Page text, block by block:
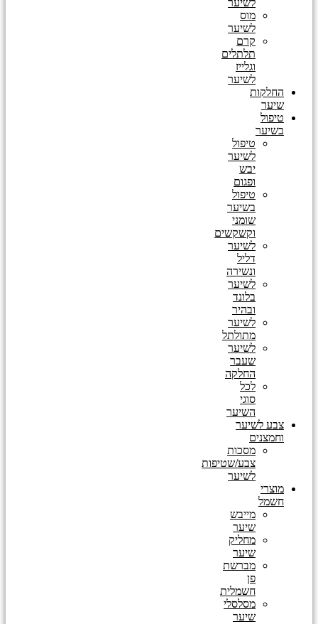
לשיער
מוס
לשיער
קרם
תלתלים
וגלייז
לשיער
החלקות
שיער
טיפול
בשיער
טיפול
לשיער
יבש
ופגום
טיפול
בשיער
שומני
וקשקשים
לשיער
דליל
ונשירה
לשיער
בלונד
ובהיר
לשיער
מתולתל
לשיער
שעבר
החלקה
לכל
סוגי
השיער
צבע לשיער
וחמצנים
מסכות
צבע/שטיפות
לשיער
מוצרי
חשמל
מייבש
שיער
מחליק
שיער
מברשת
פן
חשמלית
מסלסלי
שיער